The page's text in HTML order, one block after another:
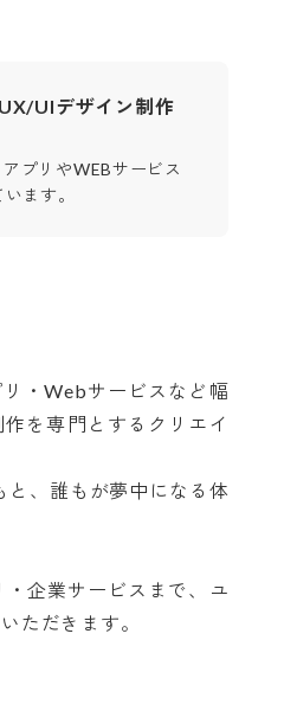
UIデザイン制作
プリやWEBサービス
ます。
・Webサービスなど幅
を専門とするクリエイ
と、誰もが夢中になる体
企業サービスまで、ユ
ただきます。